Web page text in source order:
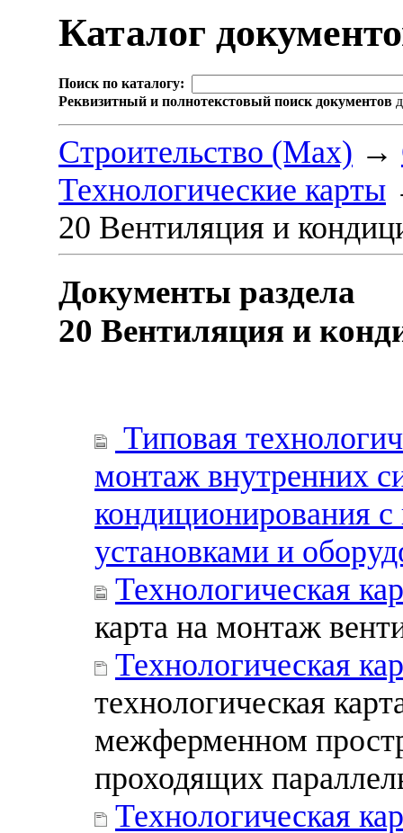
Каталог
Поиск по каталогу:
Реквизитный и полнотекстовый поиск документов
Строительство (Max) →
Технологические карты
20 Вентиляция и
Документы раздела
20 Вентиляция и
Типовая
монтаж внутренних
кондиционирования
установками и
Технологическая
карта на монтаж
Технологическая
технологическая
межферменном
проходящих
Технологическая